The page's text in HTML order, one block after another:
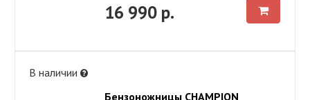
16 990 р.
В наличии
Бензоножницы CHAMPION